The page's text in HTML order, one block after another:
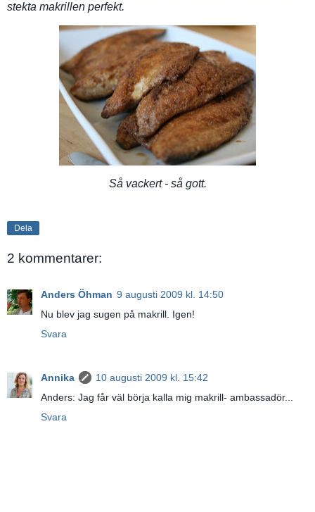
stekta makrillen perfekt.
Så vackert - så gott.
Dela
2 kommentarer:
Anders Öhman 9 augusti 2009 kl. 14:50
Nu blev jag sugen på makrill. Igen!
Svara
Annika
10 augusti 2009 kl. 15:42
Anders: Jag får väl börja kalla mig makrill- ambassadör...
Svara